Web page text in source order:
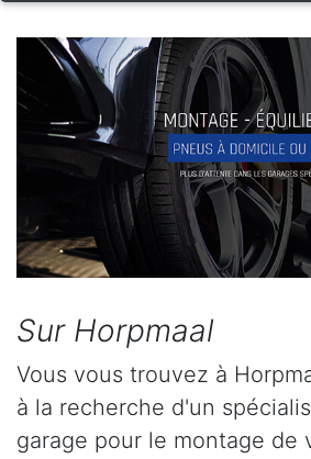
Sur Horpmaal
Vous vous trouvez à
à la recherche d'un
garage pour le montage de